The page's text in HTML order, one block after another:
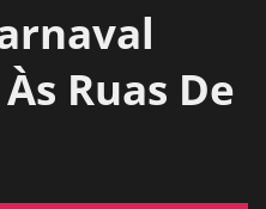
PROGRAMAS
NOTÍCIAS
Ruas De